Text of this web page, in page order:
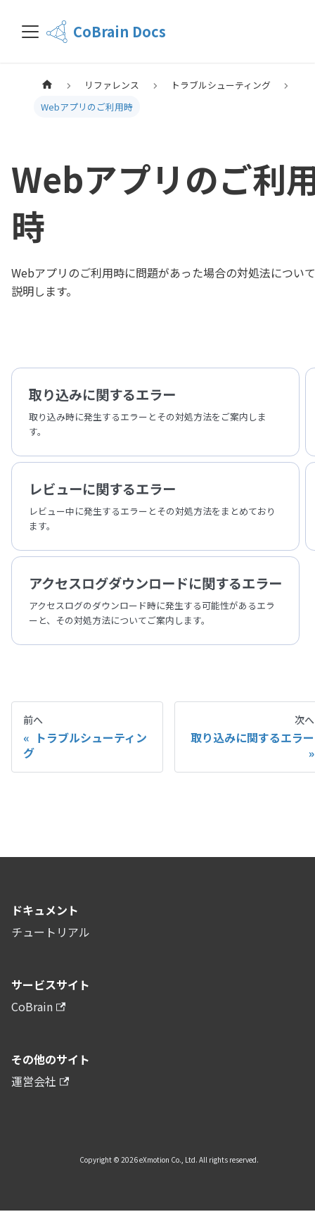
CoBrain Docs
リファレンス
トラブルシューティング
Webアプリのご利用時
Webアプリのご利
時
Webアプリのご利用時に問題があった場合の対処法について
説明します。
取り込みに関するエラー
取り込み時に発生するエラーとその対処方法をご案内しま
す。
レビューに関するエラー
レビュー中に発生するエラーとその対処方法をまとめており
ます。
アクセスログダウンロードに関するエラー
アクセスログのダウンロード時に発生する可能性があるエラ
ーと、その対処方法についてご案内します。
前へ
トラブルシューティン
グ
次へ
取り込みに関するエラー
ドキュメント
チュートリアル
サービスサイト
CoBrain
その他のサイト
運営会社
Copyright © 2026 eXmotion Co., Ltd. All rights reserved.